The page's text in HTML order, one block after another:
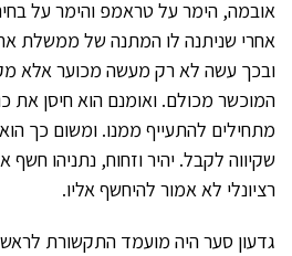
אובמה, הימר על טראמפ והימר על
אחרי שניתנה לו המתנה של ממשלת
ובכך עשה לא רק מעשה מכוער אלא
המוכשר מכולם. ואומנם הוא חיסן את
מתחילים להתעייף ממנו. ומשום כך
שקיווה לקבל. יהיר וזחוח, נתניהו
רציונלי לא אמור להיחשף אליו.
גדעון סער היה מועמד התקשורת